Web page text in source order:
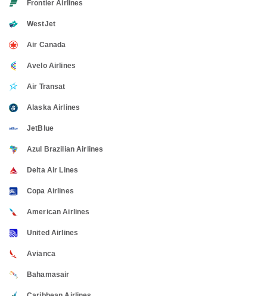
Frontier Airlines
WestJet
Air Canada
Avelo Airlines
Air Transat
Alaska Airlines
JetBlue
Azul Brazilian Airlines
Delta Air Lines
Copa Airlines
American Airlines
United Airlines
Avianca
Bahamasair